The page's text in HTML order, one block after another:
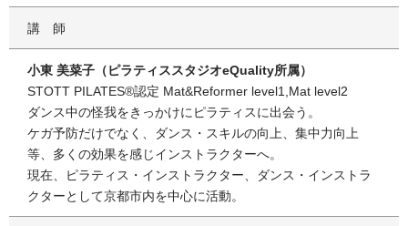
講師
小東 美菜子（ピラティススタジオeQuality所属）
STOTT PILATES®認定 Mat&Reformer level1,Mat level2
ダンス中の怪我をきっかけにピラティスに出会う。
ケガ予防だけでなく、ダンス・スキルの向上、集中力向上
等、多くの効果を感じインストラクターへ。
現在、ピラティス・インストラクター、ダンス・インストラ
クターとして京都市内を中心に活動。